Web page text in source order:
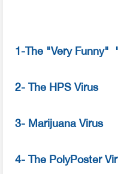
1-The "Very Funny"
2- The HPS Virus
3- Marijuana Virus
4- The PolyPoster